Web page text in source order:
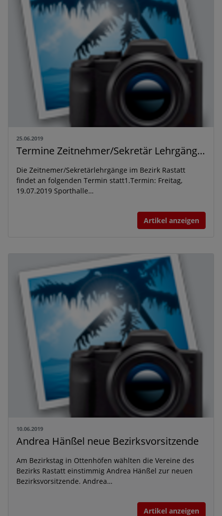
25.06.2019
Termine Zeitnehmer/Sekretär Lehrgänge Bezirk Rastatt
Die Zeitnemer/Sekretärlehrgänge im Bezirk Rastatt
findet an folgenden Termin statt1.Termin: Freitag,
19.07.2019 Sporthalle…
Artikel anzeigen
10.06.2019
Andrea Hänßel neue Bezirksvorsitzende
Am Bezirkstag in Ottenhöfen wählten die Vereine des
Bezirks Rastatt einstimmig Andrea Hänßel zur neuen
Bezirksvorsitzende. Andrea…
Artikel anzeigen